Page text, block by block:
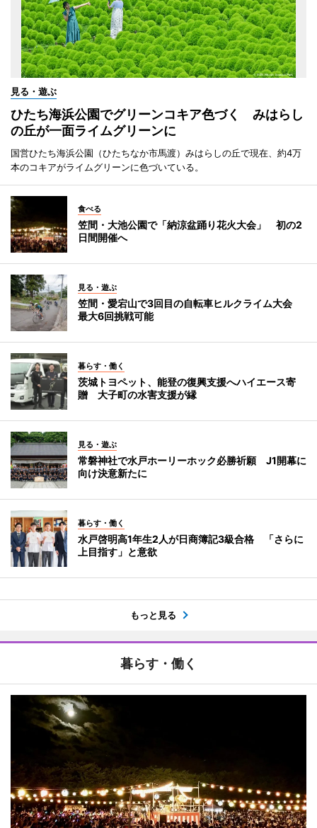
見る・遊ぶ
ひたち海浜公園でグリーンコキア色づく みはらし
の丘が一面ライムグリーンに
国営ひたち海浜公園（ひたちなか市馬渡）みはらしの丘で現在、約4万
本のコキアがライムグリーンに色づいている。
食べる
笠間・大池公園で「納涼盆踊り花火大会」 初の2
日間開催へ
見る・遊ぶ
笠間・愛宕山で3回目の自転車ヒルクライム大会
最大6回挑戦可能
暮らす・働く
茨城トヨペット、能登の復興支援へハイエース寄
贈 大子町の水害支援が縁
見る・遊ぶ
常磐神社で水戸ホーリーホック必勝祈願 J1開幕に
向け決意新たに
暮らす・働く
水戸啓明高1年生2人が日商簿記3級合格 「さらに
上目指す」と意欲
もっと見る
暮らす・働く